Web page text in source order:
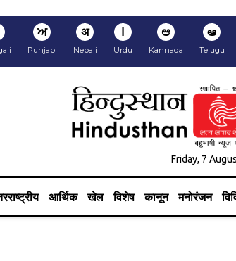
ਅ
Punjabi
अ
Nepali
ا
Urdu
ಆ
Kannada
ఆ
Telugu
Friday, 7
आर्थिक खेल विशेष कानून मनोरंजन